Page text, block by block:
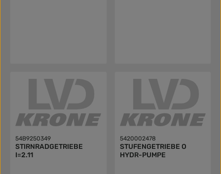
54B9250349
STIRNRADGETRIEBE
I=2.11
5420002478
STUFENGETRIEBE O
HYDR-PUMPE